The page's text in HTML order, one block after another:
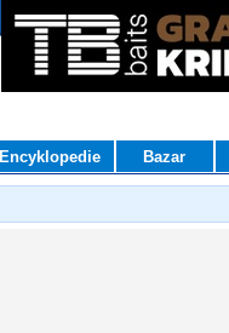
Encyklopedie Bazar